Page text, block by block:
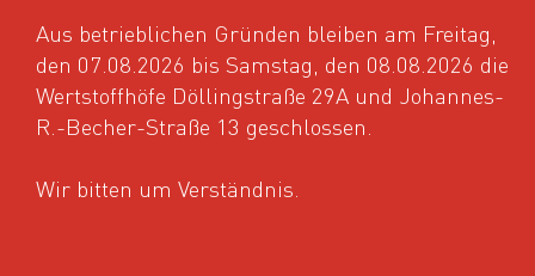
TAG DER
AM 23. JUNI 2026
Aus betrieblichen Gründen bleiben am Freitag,
den 07.08.2026 bis Samstag, den 08.08.2026 die
Wertstoffhöfe Döllingstraße 29A und Johannes-
R.-Becher-Straße 13 geschlossen.
Wir bitten um Verständnis.